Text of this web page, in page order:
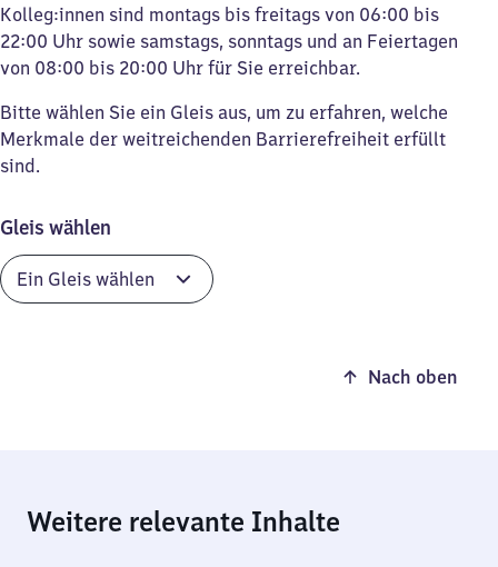
Kolleg:innen sind montags bis freitags von 06:00 bis
22:00 Uhr sowie samstags, sonntags und an Feiertagen
von 08:00 bis 20:00 Uhr für Sie erreichbar.
Bitte wählen Sie ein Gleis aus, um zu erfahren, welche
Merkmale der weitreichenden Barrierefreiheit erfüllt
sind.
Gleis wählen
Nach oben
Weitere relevante Inhalte